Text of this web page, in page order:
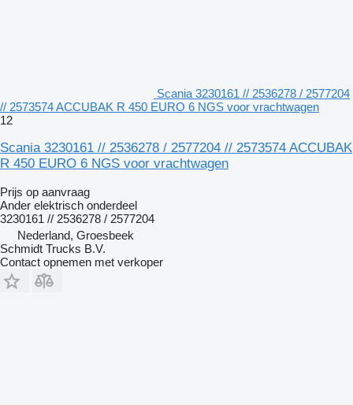
Scania 3230161 // 2536278 / 2577204
// 2573574 ACCUBAK R 450 EURO 6 NGS voor vrachtwagen
12
Scania 3230161 // 2536278 / 2577204 // 2573574 ACCUBAK
R 450 EURO 6 NGS voor vrachtwagen
Prijs op aanvraag
Ander elektrisch onderdeel
3230161 // 2536278 / 2577204
Nederland, Groesbeek
Schmidt Trucks B.V.
Contact opnemen met verkoper